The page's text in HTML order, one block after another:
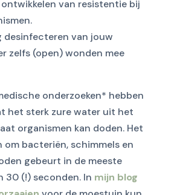
van resistentie bij
desinfecteren van jouw
zelfs (open) wonden mee
onderzoeken* hebben
het sterk zure water uit het
organismen kan doden. Het
om bacteriën, schimmels en
gebeurt in de meeste
30 (!) seconden. In mijn blog